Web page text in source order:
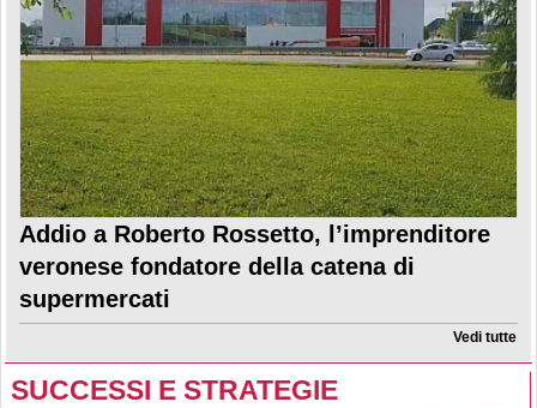
Addio a Roberto Rossetto, l’imprenditore
veronese fondatore della catena di
supermercati
Vedi tutte
SUCCESSI E STRATEGIE